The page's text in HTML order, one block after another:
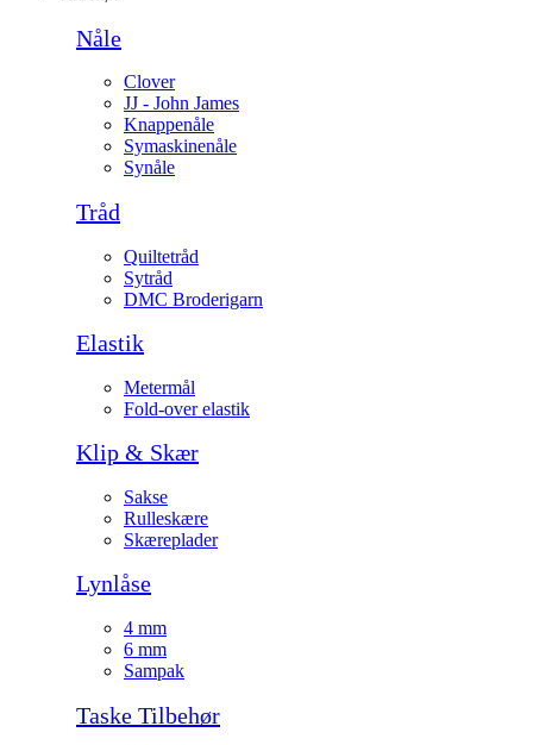
Nåle
Clover
JJ - John James
Knappenåle
Symaskinenåle
Synåle
Tråd
Quiltetråd
Sytråd
DMC Broderigarn
Elastik
Metermål
Fold-over elastik
Klip & Skær
Sakse
Rulleskære
Skæreplader
Lynlåse
4 mm
6 mm
Sampak
Taske Tilbehør